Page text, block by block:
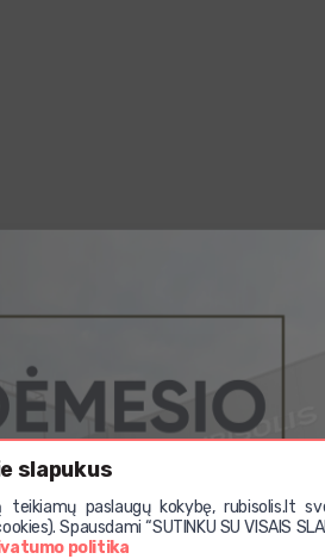
slapukus
paslaugų kokybę, rubisolis.lt
Spausdami “SUTINKU SU VISAIS
politika